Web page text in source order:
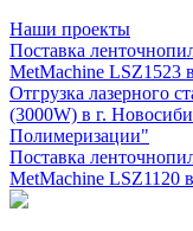
Наши проекты
Поставка
MetMachine LSZ1523
Отгрузка лазерного
(3000W) в г.
Полимеризации"
Поставка
MetMachine LSZ1120